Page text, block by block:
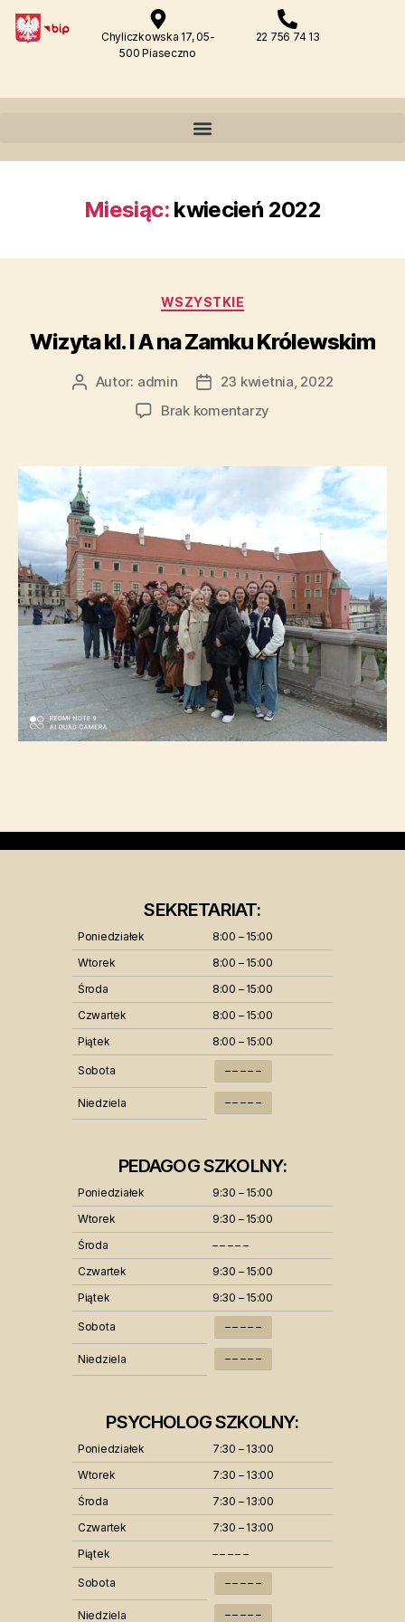
Chyliczkowska 17, 05-
500 Piaseczno
22 756 74 13
Miesiąc: kwiecień 2022
WSZYSTKIE
Wizyta kl. I A na Zamku Królewskim
Autor: admin
23 kwietnia, 2022
Brak komentarzy
SEKRETARIAT:
Poniedziałek
8:00 – 15:00
Wtorek
8:00 – 15:00
Środa
8:00 – 15:00
Czwartek
8:00 – 15:00
Piątek
8:00 – 15:00
Sobota – – – – –
Niedziela – – – – –
PEDAGOG SZKOLNY:
Poniedziałek
9:30 – 15:00
Wtorek
9:30 – 15:00
Środa
– – – – –
Czwartek
9:30 – 15:00
Piątek
9:30 – 15:00
Sobota – – – – –
Niedziela – – – – –
PSYCHOLOG SZKOLNY:
Poniedziałek
7:30 – 13:00
Wtorek
7:30 – 13:00
Środa
7:30 – 13:00
Czwartek
7:30 – 13:00
Piątek
– – – – –
Sobota – – – – –
Niedziela – – – – –